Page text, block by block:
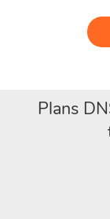
Plans